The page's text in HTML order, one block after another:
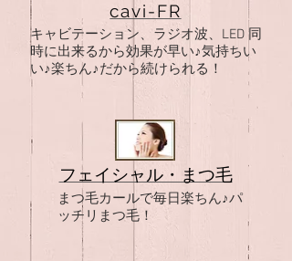
cavi-FR
キャビテーション、ラジオ波、LED 同
時に出来るから効果が早い♪気持ちい
い♪楽ちん♪だから続けられる！
フェイシャル・まつ毛
まつ毛カールで毎日楽ちん♪パ
ッチリまつ毛！